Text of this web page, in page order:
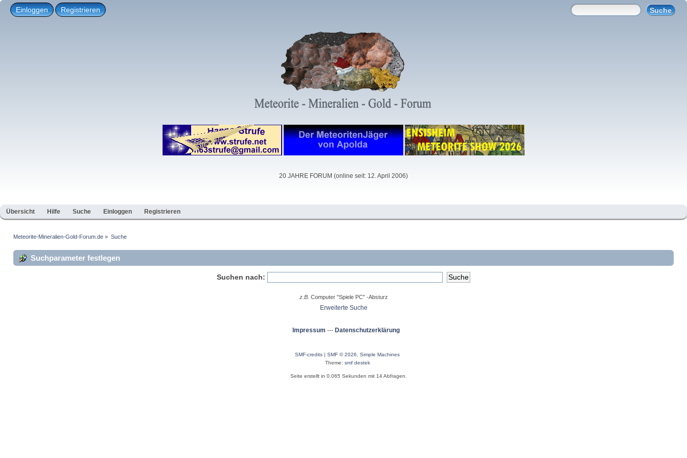
Einloggen Registrieren
20 JAHRE FORUM (online seit: 12. April 2006)
Übersicht Hilfe Suche Einloggen Registrieren
Meteorite-Mineralien-Gold-Forum.de » Suche
Suchparameter festlegen
Suchen nach:
z.B. Computer "Spiele PC" -Absturz
Erweiterte Suche
Impressum --- Datenschutzerklärung
SMF-credits | SMF © 2026, Simple Machines
Theme: smf destek
Seite erstellt in 0.065 Sekunden mit 14 Abfragen.